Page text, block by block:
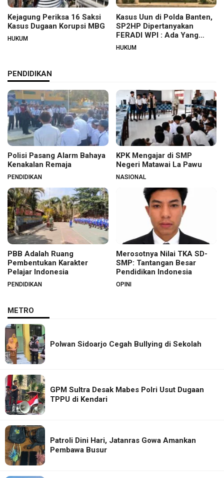
Kejagung Periksa 16 Saksi
Kasus Dugaan Korupsi MBG
HUKUM
Kasus Uun di Polda Banten,
SP2HP Dipertanyakan
FERADI WPI : Ada Yang
Tidak Beres?
HUKUM
PENDIDIKAN
Polisi Pasang Alarm Bahaya
Kenakalan Remaja
PENDIDIKAN
KPK Mengajar di SMP
Negeri Matawai La Pawu
NASIONAL
PBB Adalah Ruang
Pembentukan Karakter
Pelajar Indonesia
PENDIDIKAN
Merosotnya Nilai TKA SD-
SMP: Tantangan Besar
Pendidikan Indonesia
OPINI
METRO
Polwan Sidoarjo Cegah Bullying di Sekolah
GPM Sultra Desak Mabes Polri Usut Dugaan
TPPU di Kendari
Patroli Dini Hari, Jatanras Gowa Amankan
Pembawa Busur